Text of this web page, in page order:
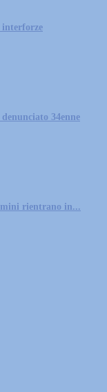
34enne
rientrano in...